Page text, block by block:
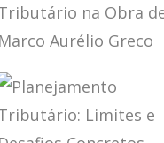
LIBERDADE NÃO
SIMULADA
(DOUTRINA E
ADI 2.446)
PLANEJAMENTO
TRIBUTÁRIO NA
OBRA DE MARCO
AURÉLIO GRECO